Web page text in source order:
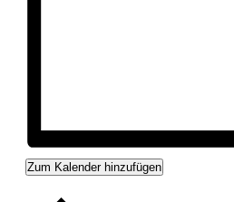
Zum Kalender hinzufügen